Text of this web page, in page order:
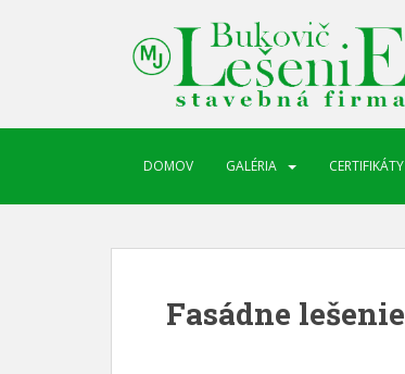
DOMOV GALÉRIA CERTIFIKÁTY
Fasádne lešenie